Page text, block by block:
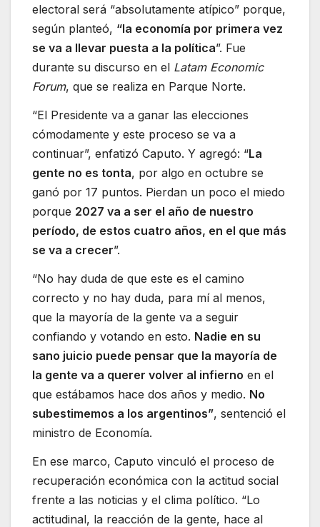
electoral será “absolutamente atípico” porque,
según planteó, “la economía por primera vez
se va a llevar puesta a la política”. Fue
durante su discurso en el Latam Economic
Forum, que se realiza en Parque Norte.
“El Presidente va a ganar las elecciones
cómodamente y este proceso se va a
continuar”, enfatizó Caputo. Y agregó: “La
gente no es tonta, por algo en octubre se
ganó por 17 puntos. Pierdan un poco el miedo
porque 2027 va a ser el año de nuestro
período, de estos cuatro años, en el que más
se va a crecer”.
“No hay duda de que este es el camino
correcto y no hay duda, para mí al menos,
que la mayoría de la gente va a seguir
confiando y votando en esto. Nadie en su
sano juicio puede pensar que la mayoría de
la gente va a querer volver al infierno en el
que estábamos hace dos años y medio. No
subestimemos a los argentinos”, sentenció el
ministro de Economía.
En ese marco, Caputo vinculó el proceso de
recuperación económica con la actitud social
frente a las noticias y el clima político. “Lo
actitudinal, la reacción de la gente, hace al